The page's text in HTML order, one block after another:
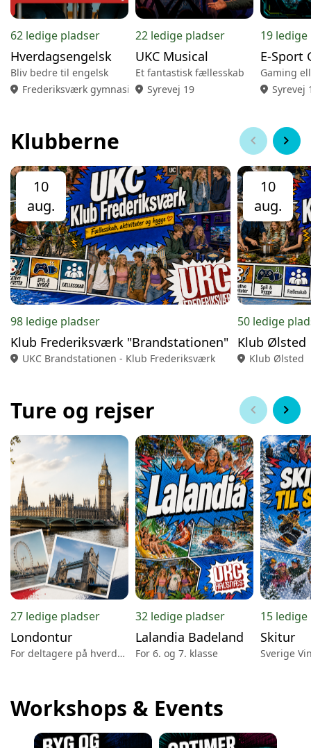
62 ledige pladser
Hverdagsengelsk
Bliv bedre til engelsk
location_on Frederiksværk gymnasium
22 ledige pladser
UKC Musical
Et fantastisk fællesskab
location_on Syrevej 19
19
E-Sport
location_on Syrevej
Klubberne chevron_left chevron_right
10
aug.
98 ledige pladser
Klub Frederiksværk "Brandstationen"
location_on UKC Brandstationen - Klub Frederiksværk
10
aug.
50 ledige
Klub Ølsted
location_on Klub Ølsted
Ture og rejser chevron_left chevron_right
27 ledige pladser
Londontur
For deltagere på hverdagsengelsk
32 ledige pladser
Lalandia Badeland
For 6. og 7. klasse
15
Skitur
Sverige
Workshops & Events